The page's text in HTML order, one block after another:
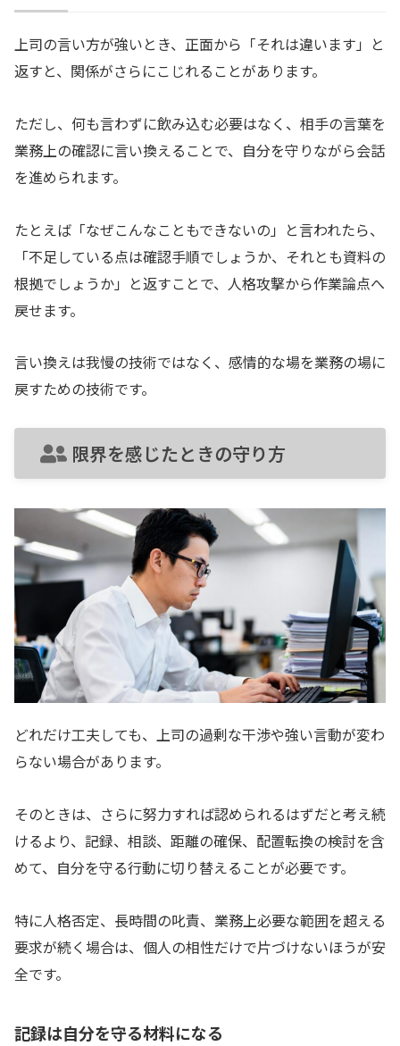
上司の言い方が強いとき、正面から「それは違います」と
返すと、関係がさらにこじれることがあります。
ただし、何も言わずに飲み込む必要はなく、相手の言葉を
業務上の確認に言い換えることで、自分を守りながら会話
を進められます。
たとえば「なぜこんなこともできないの」と言われたら、
「不足している点は確認手順でしょうか、それとも資料の
根拠でしょうか」と返すことで、人格攻撃から作業論点へ
戻せます。
言い換えは我慢の技術ではなく、感情的な場を業務の場に
戻すための技術です。
限界を感じたときの守り方
どれだけ工夫しても、上司の過剰な干渉や強い言動が変わ
らない場合があります。
そのときは、さらに努力すれば認められるはずだと考え続
けるより、記録、相談、距離の確保、配置転換の検討を含
めて、自分を守る行動に切り替えることが必要です。
特に人格否定、長時間の叱責、業務上必要な範囲を超える
要求が続く場合は、個人の相性だけで片づけないほうが安
全です。
記録は自分を守る材料になる